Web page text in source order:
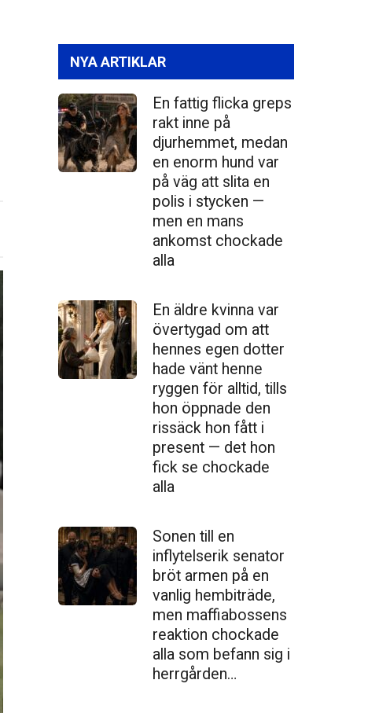
NYA ARTIKLAR
En fattig flicka greps
rakt inne på
djurhemmet, medan
en enorm hund var
på väg att slita en
polis i stycken —
men en mans
ankomst chockade
alla
En äldre kvinna var
övertygad om att
hennes egen dotter
hade vänt henne
ryggen för alltid, tills
hon öppnade den
ris­säck hon fått i
present — det hon
fick se chockade
alla
Sonen till en
inflytelserik senator
bröt armen på en
vanlig hembiträde,
men maffiabossens
reaktion chockade
alla som befann sig i
herrgården…